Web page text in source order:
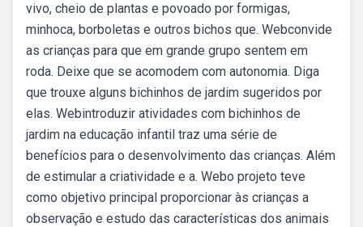
vivo, cheio de plantas e povoado por formigas,
minhoca, borboletas e outros bichos que. Webconvide
as crianças para que em grande grupo sentem em
roda. Deixe que se acomodem com autonomia. Diga
que trouxe alguns bichinhos de jardim sugeridos por
elas. Webintroduzir atividades com bichinhos de
jardim na educação infantil traz uma série de
benefícios para o desenvolvimento das crianças. Além
de estimular a criatividade e a. Webo projeto teve
como objetivo principal proporcionar às crianças a
observação e estudo das características dos animais